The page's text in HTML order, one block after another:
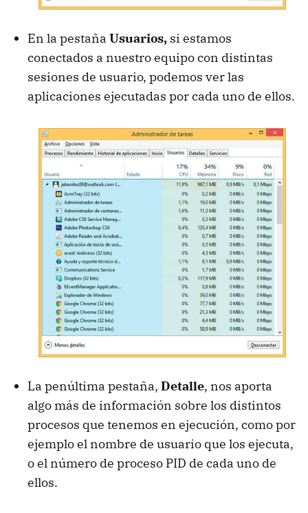
En la pestaña Usuarios, si estamos
conectados a nuestro equipo con distintas
sesiones de usuario, podemos ver las
aplicaciones ejecutadas por cada uno de ellos.
La penúltima pestaña, Detalle, nos aporta
algo más de información sobre los distintos
procesos que tenemos en ejecución, como por
ejemplo el nombre de usuario que los ejecuta,
o el número de proceso PID de cada uno de
ellos.